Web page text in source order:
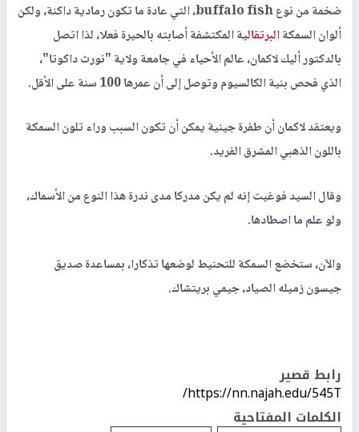
ضخمة من نوع buffalo fish، التي عادة ما تكون رمادية داكنة، ولكن
ألوان السمكةالبرتقالية المكتشفة أصابته بالحيرة فعلا، لذا اتصل
بالدكتور أليك لاكمان، عالم الأحياء في جامعة ولاية "نورث داكوتا"،
الذي فحص بنية الكالسيوم وتوصل إلى أن عمرها 100 سنة على الأقل.
ويعتقد لاكمان أن طفرة جينية يمكن أن تكون السبب وراء تلون السمكة
باللون الذهبي المشرق الفريد.
وقال السيد فوغيت إنه لم يكن مدركا مدى ندرة هذا النوع من الأسماك،
ولو علم ما اصطادها.
والآن، ستخضع السمكة للتحنيط لوضعها تذكارا، بمساعدة صديق
جيسون زميله الصياد، جيمي بريتشاك.
رابط قصير
https://nn.najah.edu/545T/
الكلمات المفتاحية